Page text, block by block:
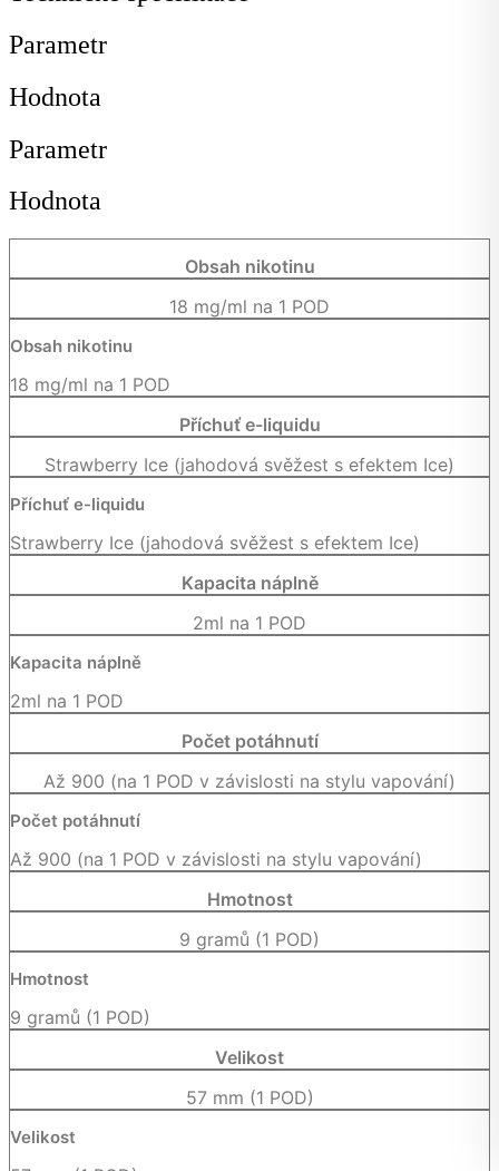
Parametr
Hodnota
Parametr
Hodnota
Obsah nikotinu
18 mg/ml na 1 POD
Obsah nikotinu
18 mg/ml na 1 POD
Příchuť e-liquidu
Strawberry Ice (jahodová svěžest s efektem Ice)
Příchuť e-liquidu
Strawberry Ice (jahodová svěžest s efektem Ice)
Kapacita náplně
2ml na 1 POD
Kapacita náplně
2ml na 1 POD
Počet potáhnutí
Až 900 (na 1 POD v závislosti na stylu vapování)
Počet potáhnutí
Až 900 (na 1 POD v závislosti na stylu vapování)
Hmotnost
9 gramů (1 POD)
Hmotnost
9 gramů (1 POD)
Velikost
57 mm (1 POD)
Velikost